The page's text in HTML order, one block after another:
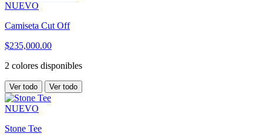
NUEVO
Camiseta Cut Off
$235,000.00
2 colores disponibles
Ver todo Ver todo
NUEVO
Stone Tee